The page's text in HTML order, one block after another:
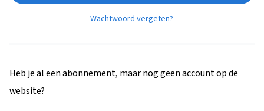
Wachtwoord vergeten?
Heb je al een abonnement, maar nog geen account op de
website?